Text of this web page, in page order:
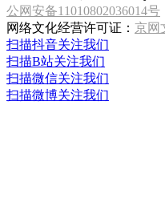
公网安备11010802036014号
网络文化经营许可证： 京网
扫描抖音关注我们
扫描B站关注我们
扫描微信关注我们
扫描微博关注我们